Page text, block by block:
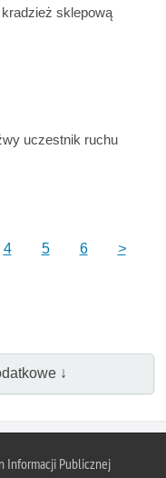
sklepową
uczestnik ruchu
4 5 6 >
↓
Informacji Publicznej